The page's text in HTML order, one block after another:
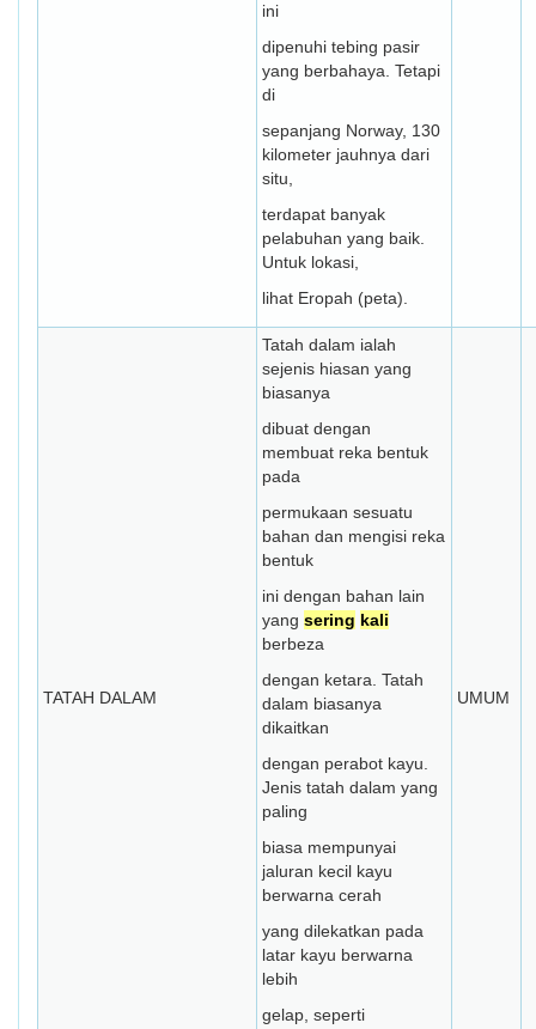
ini
dipenuhi tebing pasir
yang berbahaya. Tetapi
di
sepanjang Norway, 130
kilometer jauhnya dari
situ,
terdapat banyak
pelabuhan yang baik.
Untuk lokasi,
lihat Eropah (peta).
TATAH DALAM
Tatah dalam ialah
sejenis hiasan yang
biasanya
dibuat dengan
membuat reka bentuk
pada
permukaan sesuatu
bahan dan mengisi reka
bentuk
ini dengan bahan lain
yang sering kali
berbeza
dengan ketara. Tatah
dalam biasanya
dikaitkan
dengan perabot kayu.
Jenis tatah dalam yang
paling
biasa mempunyai
jaluran kecil kayu
berwarna cerah
yang dilekatkan pada
latar kayu berwarna
lebih
gelap, seperti
UMUM